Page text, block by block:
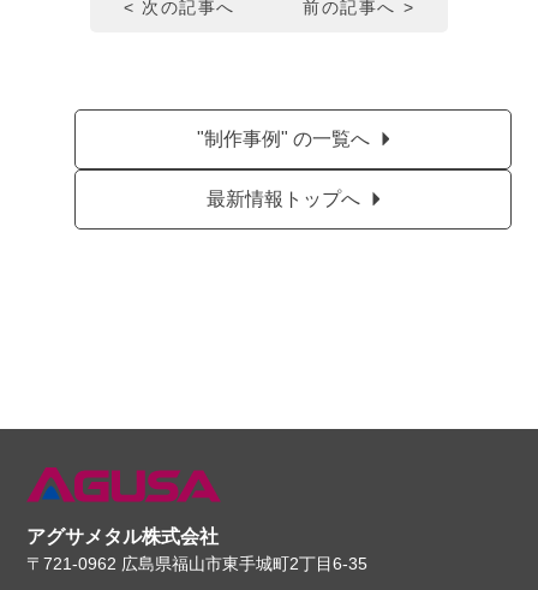
< 次の記事へ 前の記事へ >
"制作事例" の一覧へ
最新情報トップへ
アグサメタル株式会社
〒721-0962 広島県福山市東手城町2丁目6-35